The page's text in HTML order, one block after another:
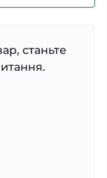
станьте